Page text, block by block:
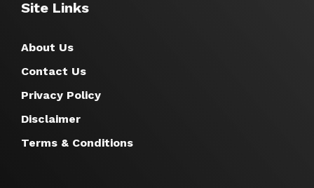
Site Links
About Us
Contact Us
Privacy Policy
Disclaimer
Terms & Conditions